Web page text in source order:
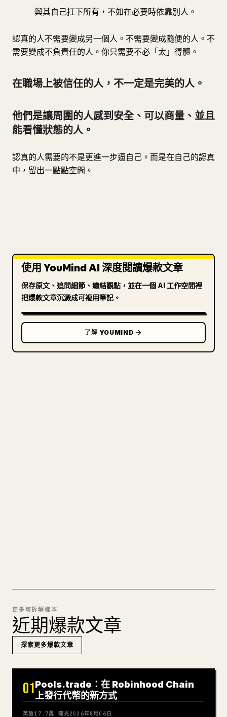
與其自己扛下所有，不如在必要時依靠別人。
認真的人不需要變成另一個人。不需要變成隨便的人。不
需要變成不負責任的人。你只需要不必「太」得體。
在職場上被信任的人，不一定是完美的人。
他們是讓周圍的人感到安全、可以商量、並且
能看懂狀態的人。
認真的人需要的不是更進一步逼自己。而是在自己的認真
中，留出一點點空間。
使用 YouMind AI 深度閱讀爆款文章
保存原文、追問細節、總結觀點，並在一個 AI 工作空間裡
把爆款文章沉澱成可複用筆記。
了解 YOUMIND
更多可拆解樣本
近期爆款文章
探索更多爆款文章
01Pools.trade：在 Robinhood Chain
上發行代幣的新方式
英語17.7萬 曝光2026年8月06日